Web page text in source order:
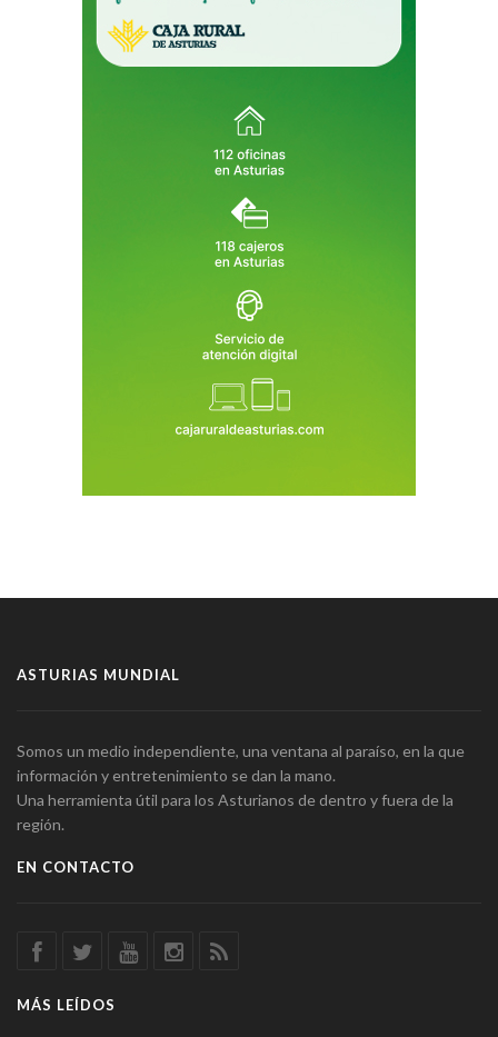
ASTURIAS MUNDIAL
Somos un medio independiente, una ventana al paraíso, en la que
información y entretenimiento se dan la mano.
Una herramienta útil para los Asturianos de dentro y fuera de la
región.
EN CONTACTO
MÁS LEÍDOS